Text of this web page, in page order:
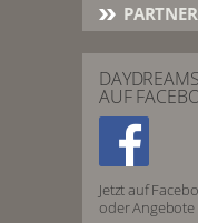
DAYDREAMS
AUF
Jetzt auf
oder